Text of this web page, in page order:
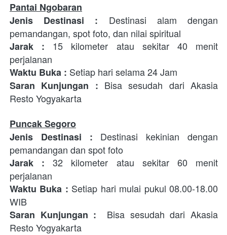
Pantai Ngobaran
Jenis Destinasi
: Destinasi alam dengan
pemandangan, spot foto, dan nilai spiritual
Jarak : 15 kilometer atau sekitar 40 menit
perjalanan
Waktu Buka : Setiap hari selama 24 Jam
Saran Kunjungan : Bisa sesudah dari Akasia
Resto Yogyakarta
Puncak Segoro
Jenis Destinasi
: Destinasi kekinian dengan
pemandangan dan spot foto
Jarak : 32 kilometer atau sekitar 60 menit
perjalanan
Waktu Buka : Setiap hari mulai pukul 08.00-18.00
WIB
Saran Kunjungan :
  Bisa sesudah dari Akasia
Resto Yogyakarta